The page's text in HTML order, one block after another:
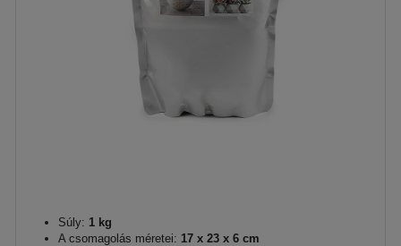
Súly: 1 kg
A csomagolás méretei: 17 x 23 x 6 cm